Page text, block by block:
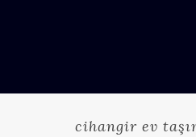
cihangir ev